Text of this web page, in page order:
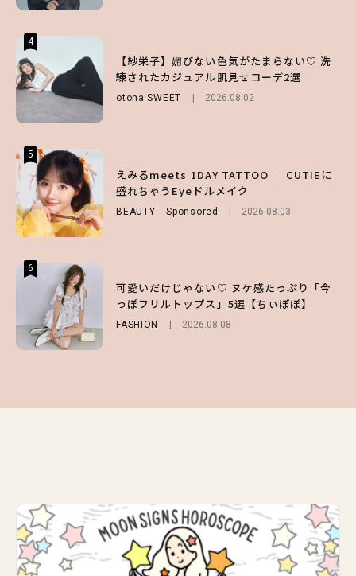
4
【紗栄子】媚びない色気がたまらない♡ 洗
練されたカジュアル肌見せコーデ2選
otona SWEET 2026.08.02
5
えみるmeets 1DAY TATTOO ｜ CUTIEに
盛れちゃうEyeドルメイク
BEAUTY Sponsored 2026.08.03
6
可愛いだけじゃない♡ ヌケ感たっぷり「今
っぽフリルトップス」5選【ちぃぽぽ】
FASHION 2026.08.08
4
【ALD1】グループの魅力＆素顔に迫る♡ 一
問一答をお届け！【sweet web独占】
ENTERTAINMENT 2026.08.03
5
【SNIDEL】長濱ねるとロマンティックトラ
ッドな秋はじめ｜2026秋の新作コーデ4選
FASHION Sponsored 2026.07.10
6
る⁉ 39店舗限定『My フルーツ³ フラペチー
ノ®』を徹底レポ♡
4
【ハローキティ】がスシローと初コラボ♡
第1弾の気になるメニュー＆限定グッズを総
チェック！
2026.07.31
5
月直伝♡ ドライシャンプー「バティスト」
を使ったプロ級スタイリング3選
Sponsored
6
ー＆可愛すぎる「大人の肌見せ」トップス3
選